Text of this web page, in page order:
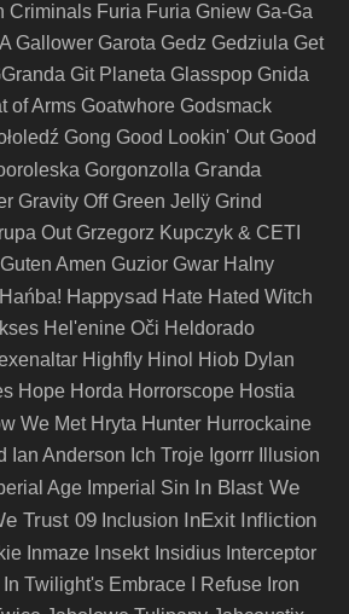
Criminals Furia Furia Gniew Ga-Ga
Gallower Garota Gedz Gedziula Get
Git Planeta Glasspop Gnida
of Arms Goatwhore Godsmack
Gong Good Lookin' Out Good
Gorgonzolla Granda
Gravity Off Green Jellÿ Grind
Out Grzegorz Kupczyk & CETI
Guten Amen Guzior Gwar Halny
Hańba! Happysad Hate Hated Witch
Hel'enine Oči Heldorado
Highfly Hinol Hiob Dylan
Hope Horda Horrorscope Hostia
We Met Hryta Hunter Hurrockaine
Ian Anderson Ich Troje Igorrr
Illusion
Age Imperial Sin In Blast We
Trust 09 Inclusion InExit Infliction
Inmaze Insekt Insidius Interceptor
In Twilight's Embrace I Refuse Iron